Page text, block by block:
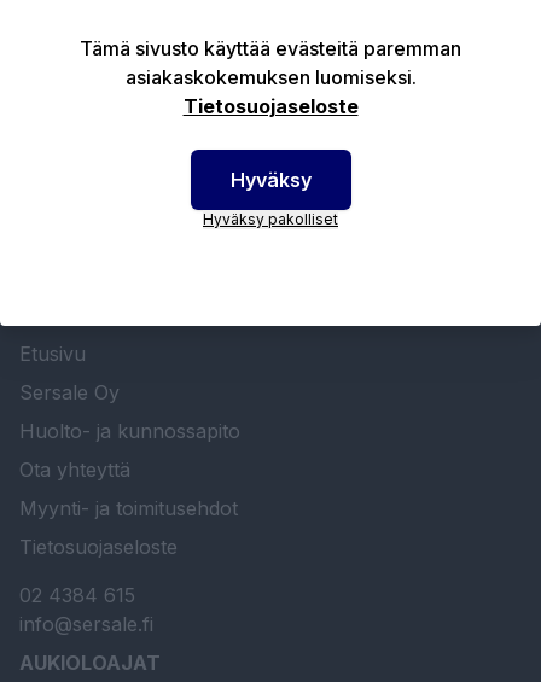
Tekniset edut
Etusivu
Sersale Oy
Huolto- ja kunnossapito
Ota yhteyttä
Myynti- ja toimitusehdot
Tietosuojaseloste
02 4384 615
info@sersale.fi
AUKIOLOAJAT
Tämä sivusto käyttää evästeitä paremman
asiakaskokemuksen luomiseksi.
Tietosuojaseloste
Hyväksy
Hyväksy pakolliset